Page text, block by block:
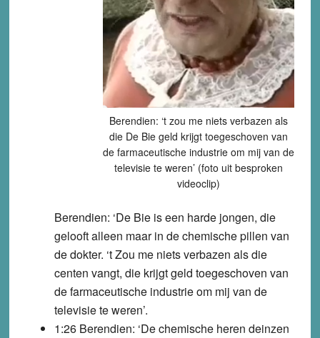
Berendien: ‘t zou me niets verbazen als
die De Bie geld krijgt toegeschoven van
de farmaceutische industrie om mij van de
televisie te weren’ (foto uit besproken
videoclip)
Berendien: ‘De Bie is een harde jongen, die
gelooft alleen maar in de chemische pillen van
de dokter. ‘t Zou me niets verbazen als die
centen vangt, die krijgt geld toegeschoven van
de farmaceutische industrie om mij van de
televisie te weren’.
1:26 Berendien: ‘De chemische heren deinzen